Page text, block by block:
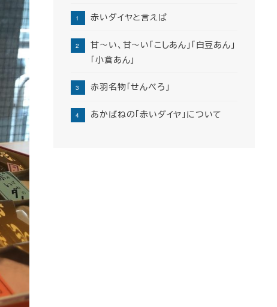
赤いダイヤと言えば
甘～い、甘～い「こしあん」「白豆あん」
「小倉あん」
赤羽名物「せんべろ」
あかばねの「赤いダイヤ」について